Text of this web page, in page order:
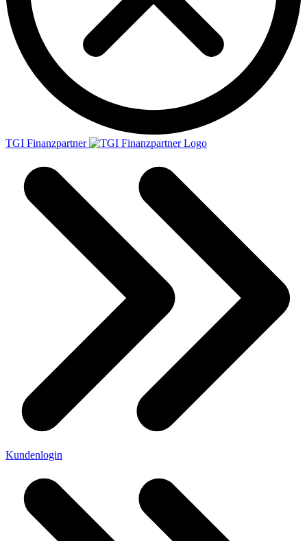
TGI Finanzpartner
Kundenlogin